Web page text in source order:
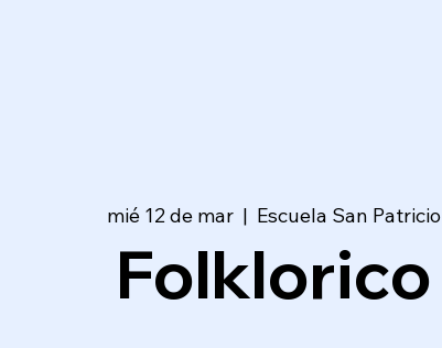
mié 12 de mar
  |
Escuela San Patricio
Folklorico